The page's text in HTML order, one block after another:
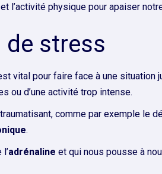
l’activité physique pour apaiser
stress
vital pour faire face à une situation
ou d’une activité trop intense.
comme par exemple le
.
adrénaline et qui nous pousse à